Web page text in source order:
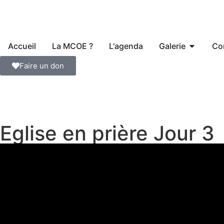
Accueil La MCOE ? L'agenda Galerie
Faire un don
Eglise en prière Jour 3